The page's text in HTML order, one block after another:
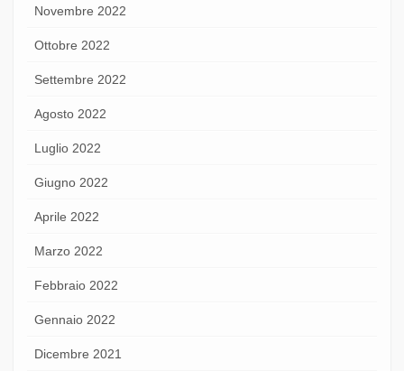
Novembre 2022
Ottobre 2022
Settembre 2022
Agosto 2022
Luglio 2022
Giugno 2022
Aprile 2022
Marzo 2022
Febbraio 2022
Gennaio 2022
Dicembre 2021